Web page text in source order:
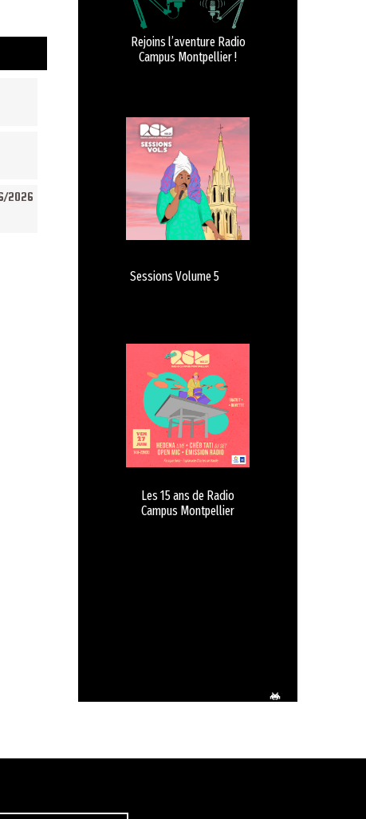
2026
Rejoins l’aventure Radio
Campus Montpellier !
Sessions Volume 5
Les 15 ans de Radio
Campus Montpellier